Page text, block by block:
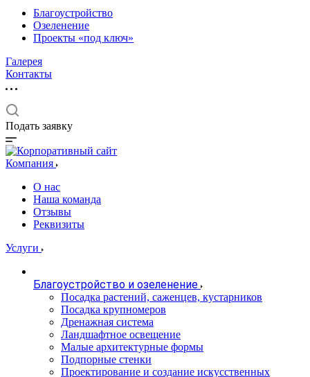
Благоустройство
Озеленение
Проекты «под ключ»
Галерея
Контакты
Подать заявку
Компания
О нас
Наша команда
Отзывы
Реквизиты
Услуги
Благоустройство и озеленение
Посадка растений, саженцев, кустарников
Посадка крупномеров
Дренажная система
Ландшафтное освещение
Малые архитектурные формы
Подпорные стенки
Проектирование и создание искусственных